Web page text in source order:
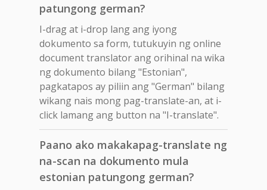
patungong german?
I-drag at i-drop lang ang iyong
dokumento sa form, tutukuyin ng online
document translator ang orihinal na wika
ng dokumento bilang "Estonian",
pagkatapos ay piliin ang "German" bilang
wikang nais mong pag-translate-an, at i-
click lamang ang button na "I-translate".
Paano ako makakapag-translate ng
na-scan na dokumento mula
estonian patungong german?